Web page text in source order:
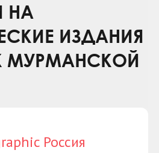
НА
ИЗДАНИЯ
МУРМАНСКОЙ
Россия